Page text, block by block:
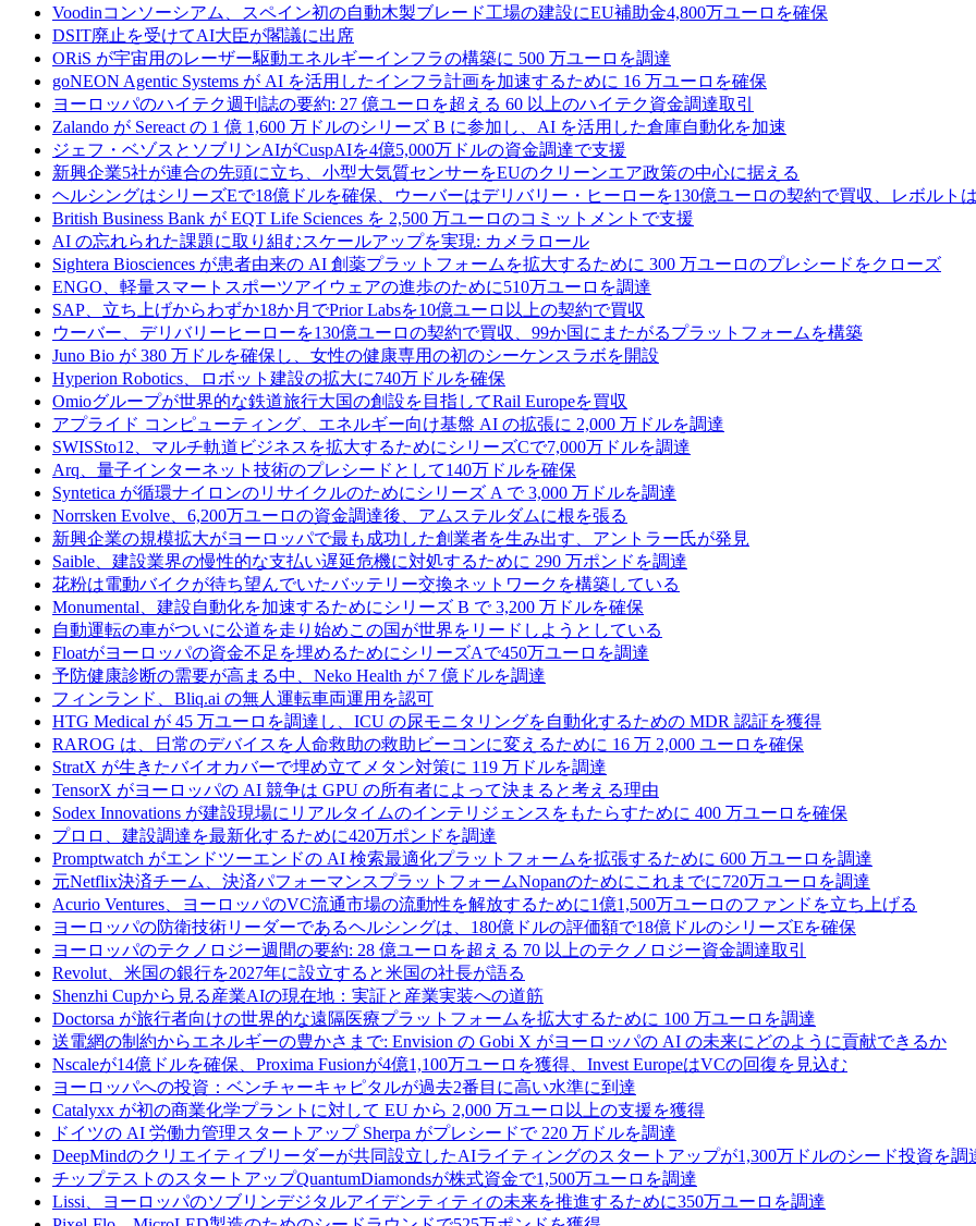
Voodinコンソーシアム、スペイン初の自動木製ブレード工場の建設にEU補助金4,800万ユーロを確保
DSIT廃止を受けてAI大臣が閣議に出席
ORiS が宇宙用のレーザー駆動エネルギーインフラの構築に 500 万ユーロを調達
goNEON Agentic Systems が AI を活用したインフラ計画を加速するために 16 万ユーロを確保
ヨーロッパのハイテク週刊誌の要約: 27 億ユーロを超える 60 以上のハイテク資金調達取引
Zalando が Sereact の 1 億 1,600 万ドルのシリーズ B に参加し、AI を活用した倉庫自動化を加速
ジェフ・ベゾスとソブリンAIがCuspAIを4億5,000万ドルの資金調達で支援
新興企業5社が連合の先頭に立ち、小型大気質センサーをEUのクリーンエア政策の中心に据える
ヘルシングはシリーズEで18億ドルを確保、ウーバーはデリバリー・ヒーローを130億ユーロの契約で買収、レボルト
British Business Bank が EQT Life Sciences を 2,500 万ユーロのコミットメントで支援
AI の忘れられた課題に取り組むスケールアップを実現: カメラロール
Sightera Biosciences が患者由来の AI 創薬プラットフォームを拡大するために 300 万ユーロのプレシードをクローズ
ENGO、軽量スマートスポーツアイウェアの進歩のために510万ユーロを調達
SAP、立ち上げからわずか18か月でPrior Labsを10億ユーロ以上の契約で買収
ウーバー、デリバリーヒーローを130億ユーロの契約で買収、99か国にまたがるプラットフォームを構築
Juno Bio が 380 万ドルを確保し、女性の健康専用の初のシーケンスラボを開設
Hyperion Robotics、ロボット建設の拡大に740万ドルを確保
Omioグループが世界的な鉄道旅行大国の創設を目指してRail Europeを買収
アプライド コンピューティング、エネルギー向け基盤 AI の拡張に 2,000 万ドルを調達
SWISSto12、マルチ軌道ビジネスを拡大するためにシリーズCで7,000万ドルを調達
Arq、量子インターネット技術のプレシードとして140万ドルを確保
Syntetica が循環ナイロンのリサイクルのためにシリーズ A で 3,000 万ドルを調達
Norrsken Evolve、6,200万ユーロの資金調達後、アムステルダムに根を張る
新興企業の規模拡大がヨーロッパで最も成功した創業者を生み出す、アントラー氏が発見
Saible、建設業界の慢性的な支払い遅延危機に対処するために 290 万ポンドを調達
花粉は電動バイクが待ち望んでいたバッテリー交換ネットワークを構築している
Monumental、建設自動化を加速するためにシリーズ B で 3,200 万ドルを確保
自動運転の車がついに公道を走り始めこの国が世界をリードしようとしている
Floatがヨーロッパの資金不足を埋めるためにシリーズAで450万ユーロを調達
予防健康診断の需要が高まる中、Neko Health が 7 億ドルを調達
フィンランド、Bliq.ai の無人運転車両運用を認可
HTG Medical が 45 万ユーロを調達し、ICU の尿モニタリングを自動化するための MDR 認証を獲得
RAROG は、日常のデバイスを人命救助の救助ビーコンに変えるために 16 万 2,000 ユーロを確保
StratX が生きたバイオカバーで埋め立てメタン対策に 119 万ドルを調達
TensorX がヨーロッパの AI 競争は GPU の所有者によって決まると考える理由
Sodex Innovations が建設現場にリアルタイムのインテリジェンスをもたらすために 400 万ユーロを確保
プロロ、建設調達を最新化するために420万ポンドを調達
Promptwatch がエンドツーエンドの AI 検索最適化プラットフォームを拡張するために 600 万ユーロを調達
元Netflix決済チーム、決済パフォーマンスプラットフォームNopanのためにこれまでに720万ユーロを調達
Acurio Ventures、ヨーロッパのVC流通市場の流動性を解放するために1億1,500万ユーロのファンドを立ち上げる
ヨーロッパの防衛技術リーダーであるヘルシングは、180億ドルの評価額で18億ドルのシリーズEを確保
ヨーロッパのテクノロジー週間の要約: 28 億ユーロを超える 70 以上のテクノロジー資金調達取引
Revolut、米国の銀行を2027年に設立すると米国の社長が語る
Shenzhi Cupから見る産業AIの現在地：実証と産業実装への道筋
Doctorsa が旅行者向けの世界的な遠隔医療プラットフォームを拡大するために 100 万ユーロを調達
送電網の制約からエネルギーの豊かさまで: Envision の Gobi X がヨーロッパの AI の未来にどのように貢献できるか
Nscaleが14億ドルを確保、Proxima Fusionが4億1,100万ユーロを獲得、Invest EuropeはVCの回復を見込む
ヨーロッパへの投資：ベンチャーキャピタルが過去2番目に高い水準に到達
Catalyxx が初の商業化学プラントに対して EU から 2,000 万ユーロ以上の支援を獲得
ドイツの AI 労働力管理スタートアップ Sherpa がプレシードで 220 万ドルを調達
DeepMindのクリエイティブリーダーが共同設立したAIライティングのスタートアップが1,300万ドルのシード投資を調
チップテストのスタートアップQuantumDiamondsが株式資金で1,500万ユーロを調達
Lissi、ヨーロッパのソブリンデジタルアイデンティティの未来を推進するために350万ユーロを調達